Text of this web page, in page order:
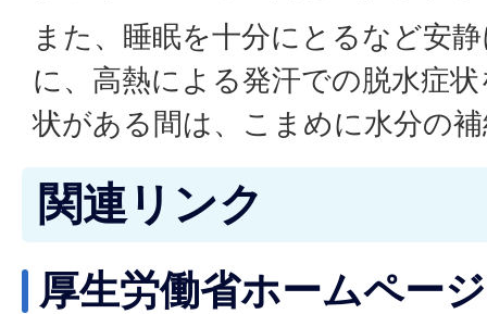
また、睡眠を十分にとるなど安
に、高熱による発汗での脱水症
状がある間は、こまめに水分の
関連リンク
厚生労働省ホームページ